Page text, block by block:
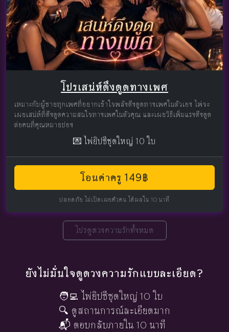
โปรเสน่ห์ดึงดูดทางเพศ
เหมาะกับผู้ชายทุกเพศที่อยากเข้าใจพลังดึงดูดทางเพศในตัวเอง ไพ่จะ
เผยเสน่ห์ที่ดึงดูดความสนใจทางเพศในตัวคุณ และเผยวิธีเพิ่มแรงดึงดูด
ต่อคนที่คุณหมายปอง
💌 ไพ่ยิปซีชุดใหญ่ 10 ใบ
โอนค่าครู 149฿
ปลอดภัย ไม่เปิดเผยตัวตน ได้ผลใน 10 นาที
โปรดูดวงความรักทั้งหมด
ยังไม่มั่นใจดูดวงความรักแบบละเอียด?
🧑‍💻 ไพ่ยิปซีชุดใหญ่ 10 ใบ
🔍 ดูสถานการณ์ละเอียดมาก
📬 ตอบกลับภายใน 10 นาที